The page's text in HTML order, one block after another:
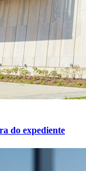
do expediente